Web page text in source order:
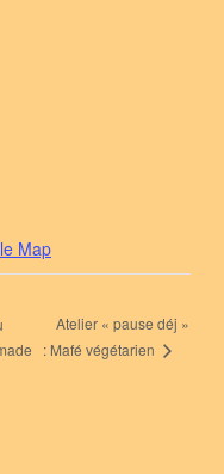
Map
Atelier « pause déj »
: Mafé végétarien